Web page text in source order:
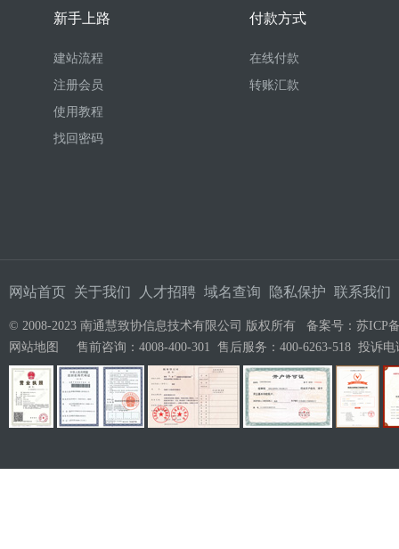
新手上路
建站流程
注册会员
使用教程
找回密码
付款方式
在线付款
转账汇款
网站首页 关于我们 人才招聘 域名查询 隐私保护 联系我们
© 2008-2023 南通慧致协信息技术有限公司 版权所有 备案号： 苏ICP
网站地图
售前咨询：4008-400-301 售后服务：400-6263-518 投诉